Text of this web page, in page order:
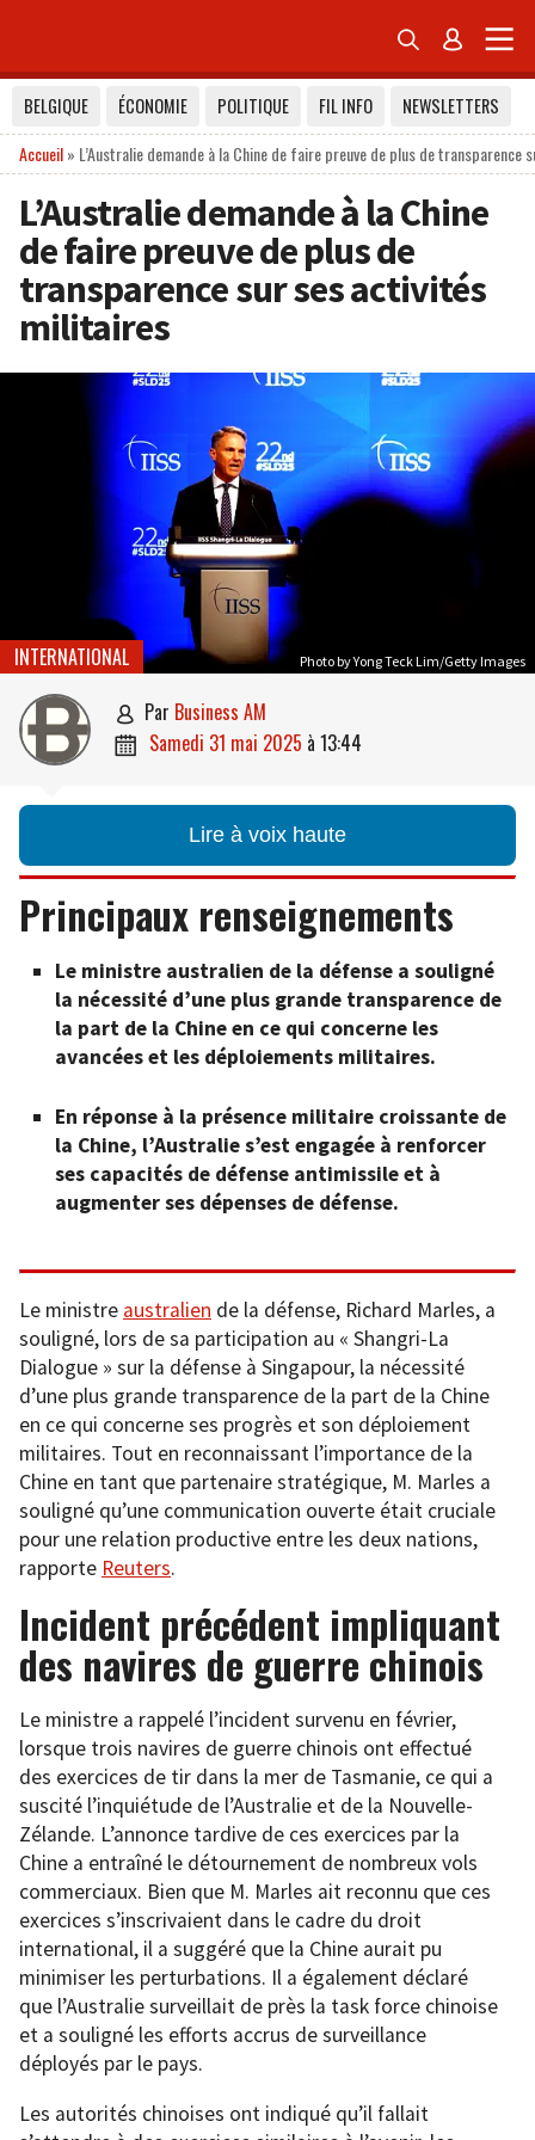
 
BELGIQUE ÉCONOMIE POLITIQUE FIL INFO
NEWSLETTERS
Accueil» L’Australie demande à la Chine de faire preuve de plus de
L’Australie demande à la Chine
de faire preuve de plus de
transparence sur ses activités
militaires
Photo by Yong Teck Lim/Getty Images
INTERNATIONAL
 par Business AM
 samedi 31 mai 2025 à 13:44
Lire à voix haute
Principaux renseignements
Le ministre australien de la défense a souligné
la nécessité d’une plus grande transparence de
la part de la Chine en ce qui concerne les
avancées et les déploiements militaires.
En réponse à la présence militaire croissante de
la Chine, l’Australie s’est engagée à renforcer
ses capacités de défense antimissile et à
augmenter ses dépenses de défense.
Le ministre australien de la défense, Richard Marles, a
souligné, lors de sa participation au « Shangri-La
Dialogue » sur la défense à Singapour, la nécessité
d’une plus grande transparence de la part de la Chine
en ce qui concerne ses progrès et son déploiement
militaires. Tout en reconnaissant l’importance de la
Chine en tant que partenaire stratégique, M. Marles a
souligné qu’une communication ouverte était cruciale
pour une relation productive entre les deux nations,
rapporte Reuters.
Incident précédent impliquant
des navires de guerre chinois
Le ministre a rappelé l’incident survenu en février,
lorsque trois navires de guerre chinois ont effectué
des exercices de tir dans la mer de Tasmanie, ce qui a
suscité l’inquiétude de l’Australie et de la Nouvelle-
Zélande. L’annonce tardive de ces exercices par la
Chine a entraîné le détournement de nombreux vols
commerciaux. Bien que M. Marles ait reconnu que ces
exercices s’inscrivaient dans le cadre du droit
international, il a suggéré que la Chine aurait pu
minimiser les perturbations. Il a également déclaré
que l’Australie surveillait de près la task force chinoise
et a souligné les efforts accrus de surveillance
déployés par le pays.
Les autorités chinoises ont indiqué qu’il fallait